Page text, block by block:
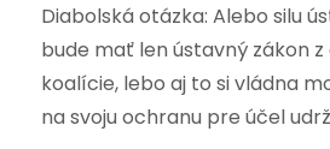
Diabolská otázka: Alebo silu
bude mať len ústavný zákon
koalície, lebo aj to si vládna
na svoju ochranu pre účel